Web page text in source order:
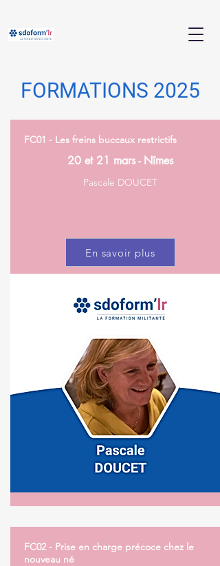
FORMATIONS 2025
FC01 - Les freins buccaux restrictifs
20 et 21 mars - Nîmes
Pascale DOUCET
En savoir plus
FC02 - Prise en charge précoce chez le
nouveau né